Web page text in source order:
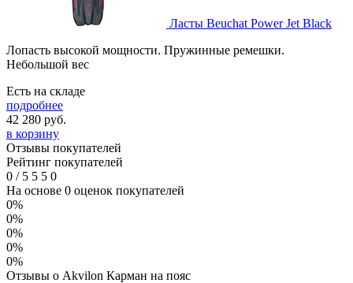
Ласты Beuchat Power Jet Black
Лопасть высокой мощности. Пружинные ремешки.
Небольшой вес
Есть на складе
подробнее
42 280 руб.
в корзину
Отзывы покупателей
Рейтинг покупателей
0 /5 5 5 0
На основе 0 оценок покупателей
0%
0%
0%
0%
0%
Отзывы о Akvilon Карман на пояс